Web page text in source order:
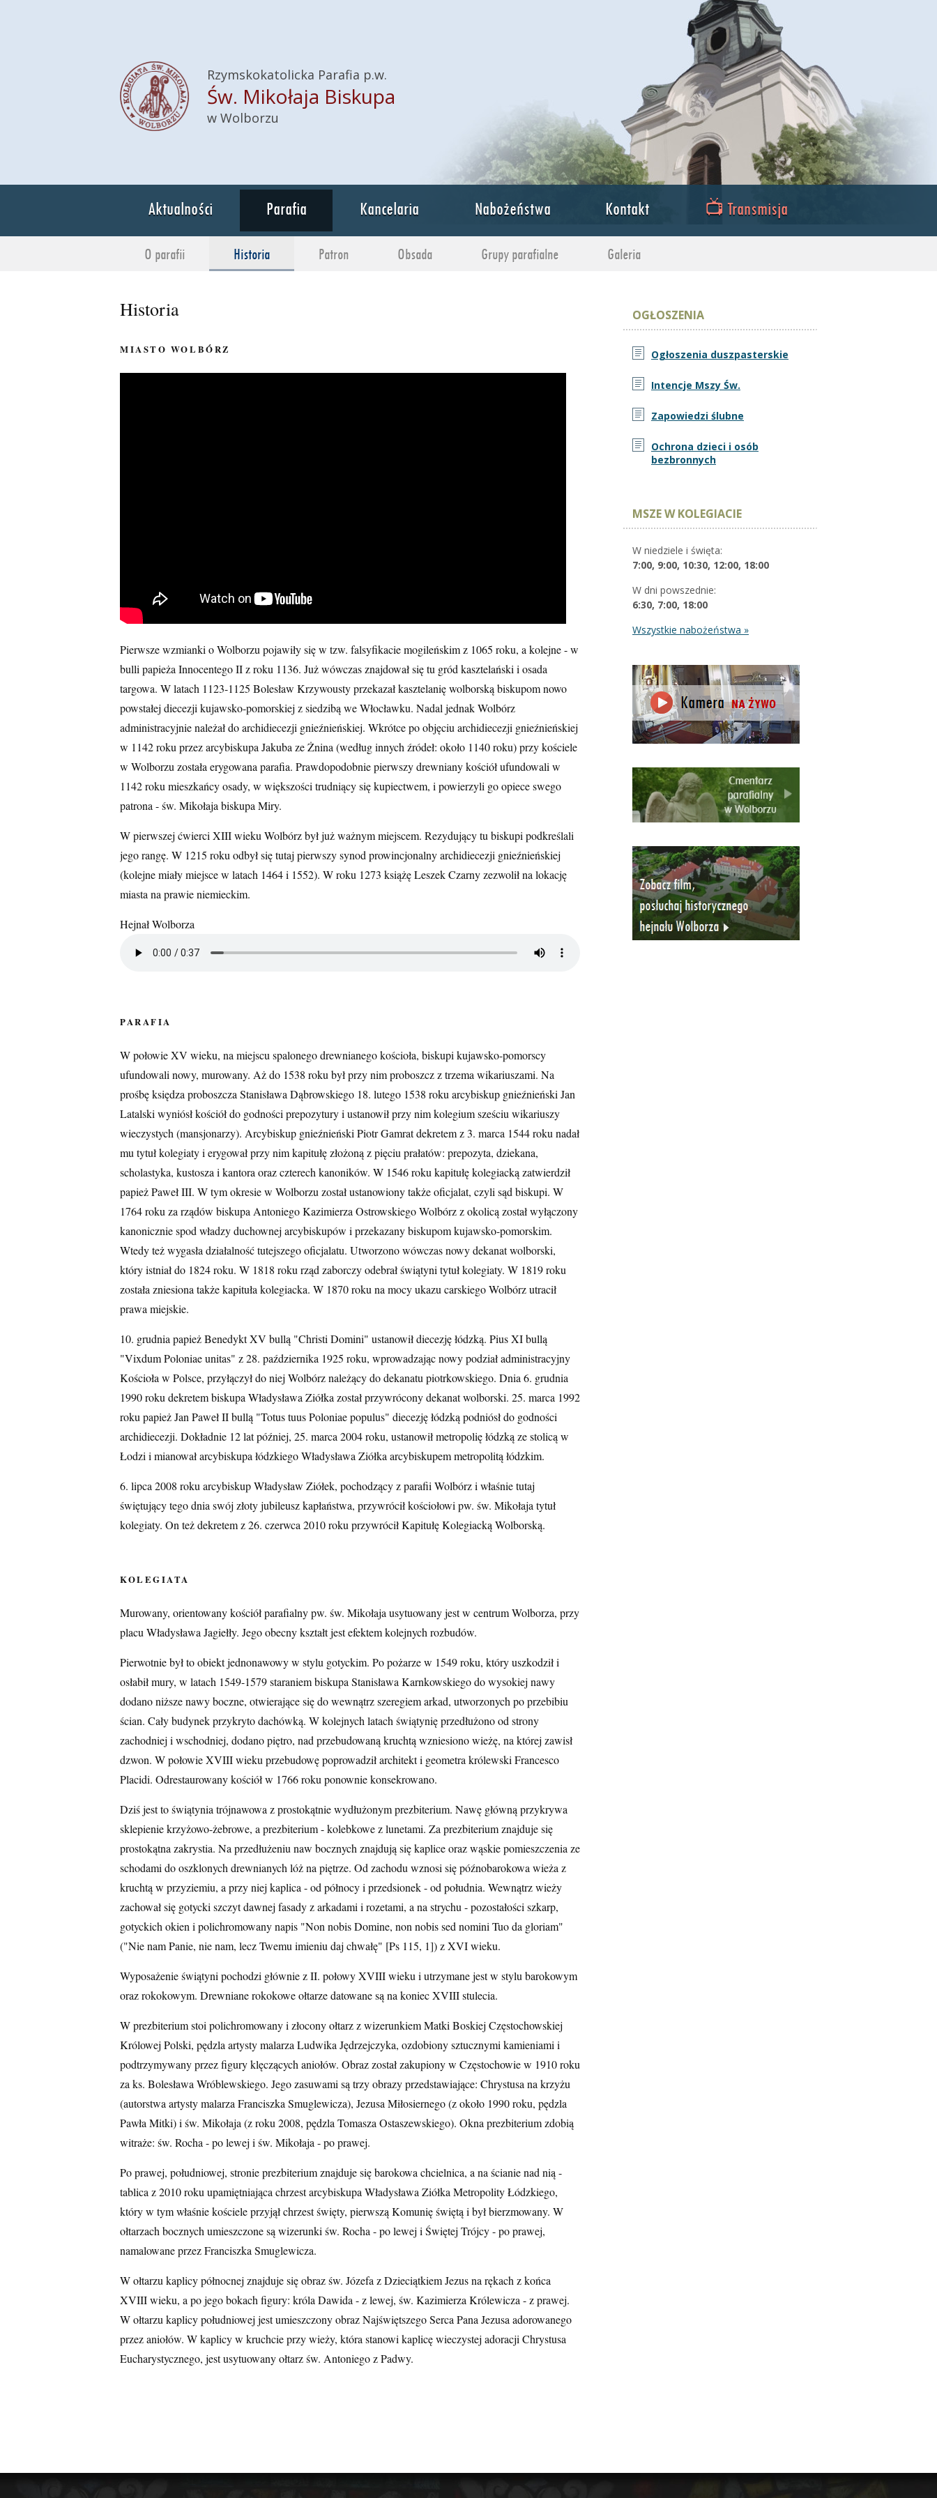
Rzymskokatolicka Parafia p.w.
Św. Mikołaja Biskupa
w Wolborzu
Aktualności Parafia Kancelaria Nabożeństwa Kontakt 📺 Transmisja
O parafii Historia Patron Obsada Grupy parafialne Galeria
Historia
MIASTO WOLBÓRZ
Pierwsze wzmianki o Wolborzu pojawiły się w tzw. falsyfikacie mogileńskim z 1065 roku, a kolejne - w
bulli papieża Innocentego II z roku 1136. Już wówczas znajdował się tu gród kasztelański i osada
targowa. W latach 1123-1125 Bolesław Krzywousty przekazał kasztelanię wolborską biskupom nowo
powstałej diecezji kujawsko-pomorskiej z siedzibą we Włocławku. Nadal jednak Wolbórz
administracyjnie należał do archidiecezji gnieźnieńskiej. Wkrótce po objęciu archidiecezji gnieźnieńskiej
w 1142 roku przez arcybiskupa Jakuba ze Żnina (według innych źródeł: około 1140 roku) przy kościele
w Wolborzu została erygowana parafia. Prawdopodobnie pierwszy drewniany kościół ufundowali w
1142 roku mieszkańcy osady, w większości trudniący się kupiectwem, i powierzyli go opiece swego
patrona - św. Mikołaja biskupa Miry.
W pierwszej ćwierci XIII wieku Wolbórz był już ważnym miejscem. Rezydujący tu biskupi podkreślali
jego rangę. W 1215 roku odbył się tutaj pierwszy synod prowincjonalny archidiecezji gnieźnieńskiej
(kolejne miały miejsce w latach 1464 i 1552). W roku 1273 książę Leszek Czarny zezwolił na lokację
miasta na prawie niemieckim.
Hejnał Wolborza
PARAFIA
W połowie XV wieku, na miejscu spalonego drewnianego kościoła, biskupi kujawsko-pomorscy
ufundowali nowy, murowany. Aż do 1538 roku był przy nim proboszcz z trzema wikariuszami. Na
prośbę księdza proboszcza Stanisława Dąbrowskiego 18. lutego 1538 roku arcybiskup gnieźnieński Jan
Latalski wyniósł kościół do godności prepozytury i ustanowił przy nim kolegium sześciu wikariuszy
wieczystych (mansjonarzy). Arcybiskup gnieźnieński Piotr Gamrat dekretem z 3. marca 1544 roku nadał
mu tytuł kolegiaty i erygował przy nim kapitułę złożoną z pięciu prałatów: prepozyta, dziekana,
scholastyka, kustosza i kantora oraz czterech kanoników. W 1546 roku kapitułę kolegiacką zatwierdził
papież Paweł III. W tym okresie w Wolborzu został ustanowiony także oficjalat, czyli sąd biskupi. W
1764 roku za rządów biskupa Antoniego Kazimierza Ostrowskiego Wolbórz z okolicą został wyłączony
kanonicznie spod władzy duchownej arcybiskupów i przekazany biskupom kujawsko-pomorskim.
Wtedy też wygasła działalność tutejszego oficjalatu. Utworzono wówczas nowy dekanat wolborski,
który istniał do 1824 roku. W 1818 roku rząd zaborczy odebrał świątyni tytuł kolegiaty. W 1819 roku
została zniesiona także kapituła kolegiacka. W 1870 roku na mocy ukazu carskiego Wolbórz utracił
prawa miejskie.
10. grudnia papież Benedykt XV bullą "Christi Domini" ustanowił diecezję łódzką. Pius XI bullą
"Vixdum Poloniae unitas" z 28. października 1925 roku, wprowadzając nowy podział administracyjny
Kościoła w Polsce, przyłączył do niej Wolbórz należący do dekanatu piotrkowskiego. Dnia 6. grudnia
1990 roku dekretem biskupa Władysława Ziółka został przywrócony dekanat wolborski. 25. marca 1992
roku papież Jan Paweł II bullą "Totus tuus Poloniae populus" diecezję łódzką podniósł do godności
archidiecezji. Dokładnie 12 lat później, 25. marca 2004 roku, ustanowił metropolię łódzką ze stolicą w
Łodzi i mianował arcybiskupa łódzkiego Władysława Ziółka arcybiskupem metropolitą łódzkim.
6. lipca 2008 roku arcybiskup Władysław Ziółek, pochodzący z parafii Wolbórz i właśnie tutaj
świętujący tego dnia swój złoty jubileusz kapłaństwa, przywrócił kościołowi pw. św. Mikołaja tytuł
kolegiaty. On też dekretem z 26. czerwca 2010 roku przywrócił Kapitułę Kolegiacką Wolborską.
KOLEGIATA
Murowany, orientowany kościół parafialny pw. św. Mikołaja usytuowany jest w centrum Wolborza, przy
placu Władysława Jagiełły. Jego obecny kształt jest efektem kolejnych rozbudów.
Pierwotnie był to obiekt jednonawowy w stylu gotyckim. Po pożarze w 1549 roku, który uszkodził i
osłabił mury, w latach 1549-1579 staraniem biskupa Stanisława Karnkowskiego do wysokiej nawy
dodano niższe nawy boczne, otwierające się do wewnątrz szeregiem arkad, utworzonych po przebibiu
ścian. Cały budynek przykryto dachówką. W kolejnych latach świątynię przedłużono od strony
zachodniej i wschodniej, dodano piętro, nad przebudowaną kruchtą wzniesiono wieżę, na której zawisł
dzwon. W połowie XVIII wieku przebudowę poprowadził architekt i geometra królewski Francesco
Placidi. Odrestaurowany kościół w 1766 roku ponownie konsekrowano.
Dziś jest to świątynia trójnawowa z prostokątnie wydłużonym prezbiterium. Nawę główną przykrywa
sklepienie krzyżowo-żebrowe, a prezbiterium - kolebkowe z lunetami. Za prezbiterium znajduje się
prostokątna zakrystia. Na przedłużeniu naw bocznych znajdują się kaplice oraz wąskie pomieszczenia ze
schodami do oszklonych drewnianych lóż na piętrze. Od zachodu wznosi się późnobarokowa wieża z
kruchtą w przyziemiu, a przy niej kaplica - od północy i przedsionek - od południa. Wewnątrz wieży
zachował się gotycki szczyt dawnej fasady z arkadami i rozetami, a na strychu - pozostałości szkarp,
gotyckich okien i polichromowany napis "Non nobis Domine, non nobis sed nomini Tuo da gloriam"
("Nie nam Panie, nie nam, lecz Twemu imieniu daj chwałę" [Ps 115, 1]) z XVI wieku.
Wyposażenie świątyni pochodzi głównie z II. połowy XVIII wieku i utrzymane jest w stylu barokowym
oraz rokokowym. Drewniane rokokowe ołtarze datowane są na koniec XVIII stulecia.
W prezbiterium stoi polichromowany i złocony ołtarz z wizerunkiem Matki Boskiej Częstochowskiej
Królowej Polski, pędzla artysty malarza Ludwika Jędrzejczyka, ozdobiony sztucznymi kamieniami i
podtrzymywany przez figury klęczących aniołów. Obraz został zakupiony w Częstochowie w 1910 roku
za ks. Bolesława Wróblewskiego. Jego zasuwami są trzy obrazy przedstawiające: Chrystusa na krzyżu
(autorstwa artysty malarza Franciszka Smuglewicza), Jezusa Miłosiernego (z około 1990 roku, pędzla
Pawła Mitki) i św. Mikołaja (z roku 2008, pędzla Tomasza Ostaszewskiego). Okna prezbiterium zdobią
witraże: św. Rocha - po lewej i św. Mikołaja - po prawej.
Po prawej, południowej, stronie prezbiterium znajduje się barokowa chcielnica, a na ścianie nad nią -
tablica z 2010 roku upamiętniająca chrzest arcybiskupa Władysława Ziółka Metropolity Łódzkiego,
który w tym właśnie kościele przyjął chrzest święty, pierwszą Komunię świętą i był bierzmowany. W
ołtarzach bocznych umieszczone są wizerunki św. Rocha - po lewej i Świętej Trójcy - po prawej,
namalowane przez Franciszka Smuglewicza.
W ołtarzu kaplicy północnej znajduje się obraz św. Józefa z Dzieciątkiem Jezus na rękach z końca
XVIII wieku, a po jego bokach figury: króla Dawida - z lewej, św. Kazimierza Królewicza - z prawej.
W ołtarzu kaplicy południowej jest umieszczony obraz Najświętszego Serca Pana Jezusa adorowanego
przez aniołów. W kaplicy w kruchcie przy wieży, która stanowi kaplicę wieczystej adoracji Chrystusa
Eucharystycznego, jest usytuowany ołtarz św. Antoniego z Padwy.
OGŁOSZENIA
Ogłoszenia duszpasterskie
Intencje Mszy Św.
Zapowiedzi ślubne
Ochrona dzieci i osób
bezbronnych
MSZE W KOLEGIACIE
W niedziele i święta:
7:00, 9:00, 10:30, 12:00, 18:00
W dni powszednie:
6:30, 7:00, 18:00
Wszystkie nabożeństwa »